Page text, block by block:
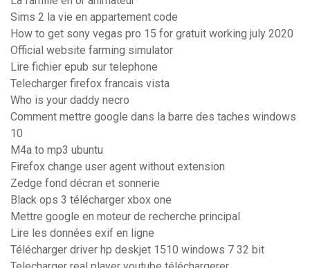
Sims 2 la vie en appartement code
How to get sony vegas pro 15 for gratuit working july 2020
Official website farming simulator
Lire fichier epub sur telephone
Telecharger firefox francais vista
Who is your daddy necro
Comment mettre google dans la barre des taches windows
10
M4a to mp3 ubuntu
Firefox change user agent without extension
Zedge fond décran et sonnerie
Black ops 3 télécharger xbox one
Mettre google en moteur de recherche principal
Lire les données exif en ligne
Télécharger driver hp deskjet 1510 windows 7 32 bit